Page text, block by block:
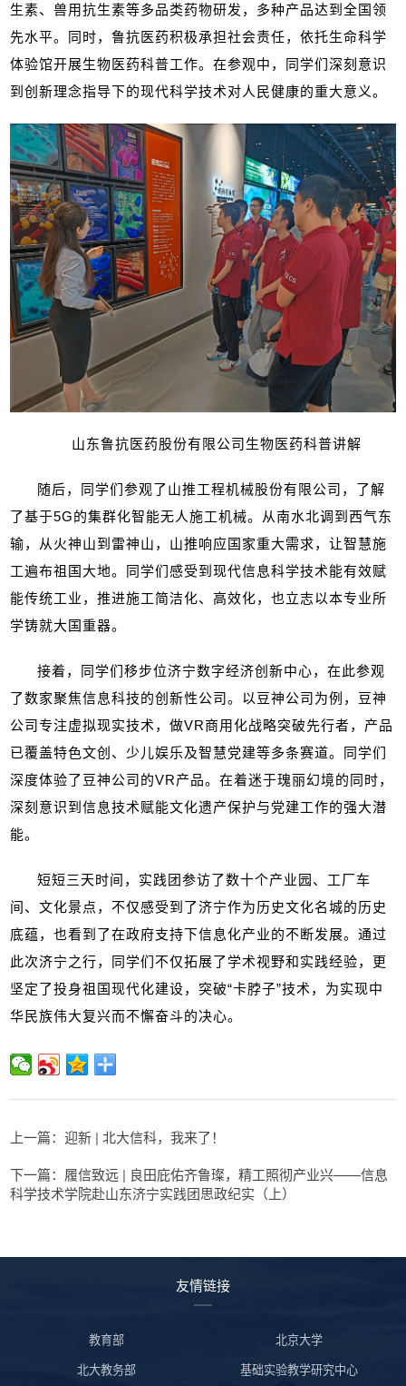
生素、兽用抗生素等多品类药物研发，多种产品达到全国领
先水平。同时，鲁抗医药积极承担社会责任，依托生命科学
体验馆开展生物医药科普工作。在参观中，同学们深刻意识
到创新理念指导下的现代科学技术对人民健康的重大意义。
山东鲁抗医药股份有限公司生物医药科普讲解
随后，同学们参观了山推工程机械股份有限公司，了解
了基于5G的集群化智能无人施工机械。从南水北调到西气东
输，从火神山到雷神山，山推响应国家重大需求，让智慧施
工遍布祖国大地。同学们感受到现代信息科学技术能有效赋
能传统工业，推进施工简洁化、高效化，也立志以本专业所
学铸就大国重器。
接着，同学们移步位济宁数字经济创新中心，在此参观
了数家聚焦信息科技的创新性公司。以豆神公司为例，豆神
公司专注虚拟现实技术，做VR商用化战略突破先行者，产品
已覆盖特色文创、少儿娱乐及智慧党建等多条赛道。同学们
深度体验了豆神公司的VR产品。在着迷于瑰丽幻境的同时，
深刻意识到信息技术赋能文化遗产保护与党建工作的强大潜
能。
短短三天时间，实践团参访了数十个产业园、工厂车
间、文化景点，不仅感受到了济宁作为历史文化名城的历史
底蕴，也看到了在政府支持下信息化产业的不断发展。通过
此次济宁之行，同学们不仅拓展了学术视野和实践经验，更
坚定了投身祖国现代化建设，突破“卡脖子”技术，为实现中
华民族伟大复兴而不懈奋斗的决心。
上一篇：迎新 | 北大信科，我来了！
下一篇：履信致远 | 良田庇佑齐鲁璨，精工照彻产业兴——信息
科学技术学院赴山东济宁实践团思政纪实（上）
友情链接
教育部
北京大学
北大教务部
基础实验教学研究中心